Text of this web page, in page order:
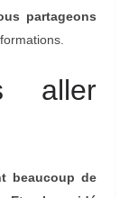
partageons
aller
beaucoup de